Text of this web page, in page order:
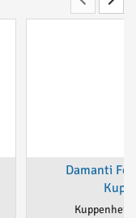
Damanti